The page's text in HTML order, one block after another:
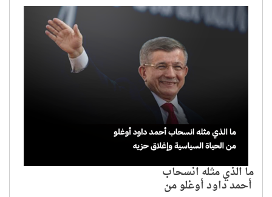
ما الذي مثله انسحاب
أحمد داود أوغلو من